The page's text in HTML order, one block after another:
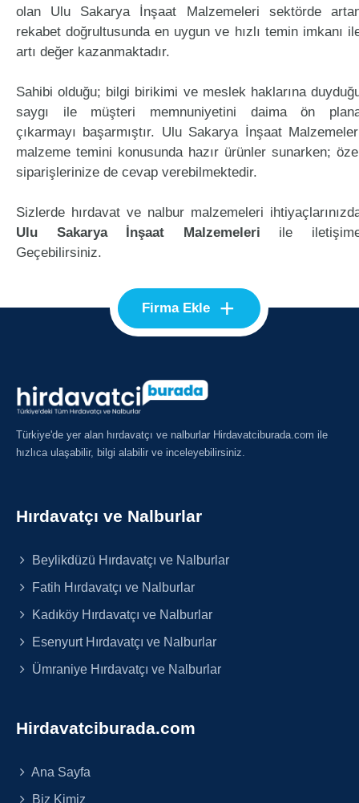
olan Ulu Sakarya İnşaat Malzemeleri sektörde
rekabet doğrultusunda en uygun ve hızlı temin imkanı
artı değer kazanmaktadır.
Sahibi olduğu; bilgi birikimi ve meslek haklarına
saygı ile müşteri memnuniyetini daima ön
çıkarmayı başarmıştır. Ulu Sakarya İnşaat
malzeme temini konusunda hazır ürünler sunarken;
siparişlerinize de cevap verebilmektedir.
Sizlerde hırdavat ve nalbur malzemeleri
Ulu Sakarya İnşaat Malzemeleri ile
Geçebilirsiniz.
Firma Ekle +
Türkiye'de yer alan hırdavatçı ve nalburlar Hirdavatciburada.com ile
hızlıca ulaşabilir, bilgi alabilir ve inceleyebilirsiniz.
Hırdavatçı ve Nalburlar
Beylikdüzü Hırdavatçı ve Nalburlar
Fatih Hırdavatçı ve Nalburlar
Kadıköy Hırdavatçı ve Nalburlar
Esenyurt Hırdavatçı ve Nalburlar
Ümraniye Hırdavatçı ve Nalburlar
Hirdavatciburada.com
Ana Sayfa
Biz Kimiz